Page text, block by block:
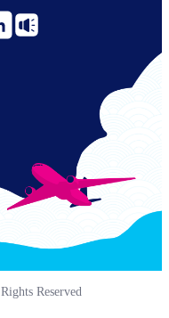
Reserved